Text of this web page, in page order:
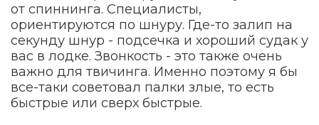
от спиннинга. Специалисты,
ориентируются по шнуру. Где-то залип на
секунду шнур - подсечка и хороший судак у
вас в лодке. Звонкость - это также очень
важно для твичинга. Именно поэтому я бы
все-таки советовал палки злые, то есть
быстрые или сверх быстрые.